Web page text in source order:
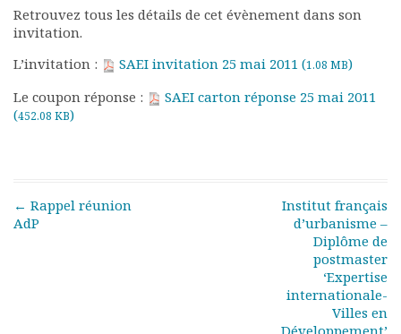
Le bureau
Vie de l’association
Calendrier des activités
Assemblées générales
Le bulletin
Retrouvez tous les détails de cet évènement dans son
invitation.
L’invitation :
SAEI invitation 25 mai 2011 (1.08 MB)
Le coupon réponse :
SAEI carton réponse 25 mai 2011
(452.08 KB)
Post navigation
← Rappel réunion
AdP
Institut français
d’urbanisme –
Diplôme de
postmaster
‘Expertise
internationale-
Villes en
Développement’